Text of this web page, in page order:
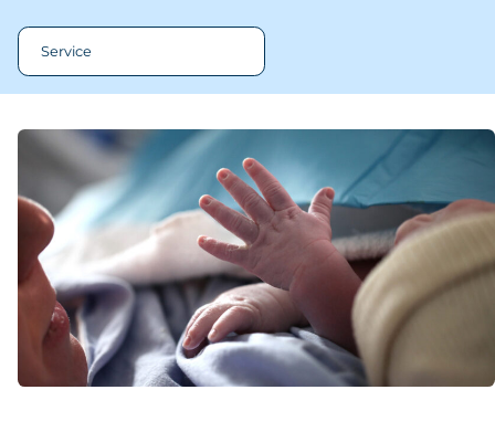
Service
S’inscrire à la maternité
Votre grossesse
Votre accouchement
Votre séjour
Votre sortie
Prévention & environnement